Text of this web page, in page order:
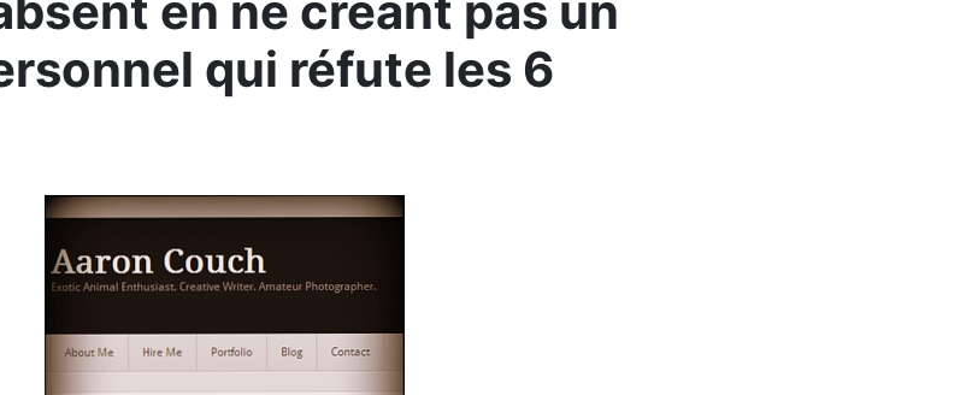
qui réfute les 6